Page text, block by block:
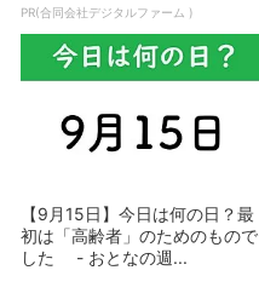
PR(合同会社デジタルファーム )
【9月15日】今日は何の日？最
初は「高齢者」のためのもので
した - おとなの週...